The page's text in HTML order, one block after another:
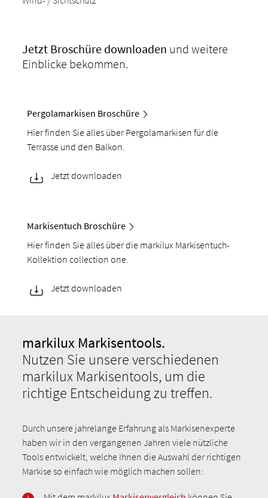
Jetzt Broschüre downloaden und weitere
Einblicke bekommen.
Pergolamarkisen Broschüre
Hier finden Sie alles über Pergolamarkisen für die
Terrasse und den Balkon.
Jetzt downloaden
Markisentuch Broschüre
Hier finden Sie alles über die markilux Markisentuch-
Kollektion collection one.
Jetzt downloaden
markilux Markisentools.
Nutzen Sie unsere verschiedenen
markilux Markisentools, um die
richtige Entscheidung zu treffen.
Durch unsere jahrelange Erfahrung als Markisenexperte
haben wir in den vergangenen Jahren viele nützliche
Tools entwickelt, welche Ihnen die Auswahl der richtigen
Markise so einfach wie möglich machen sollen: